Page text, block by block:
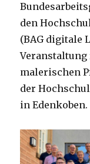
den
(BAG digitale
malerischen
der
in Edenkoben.